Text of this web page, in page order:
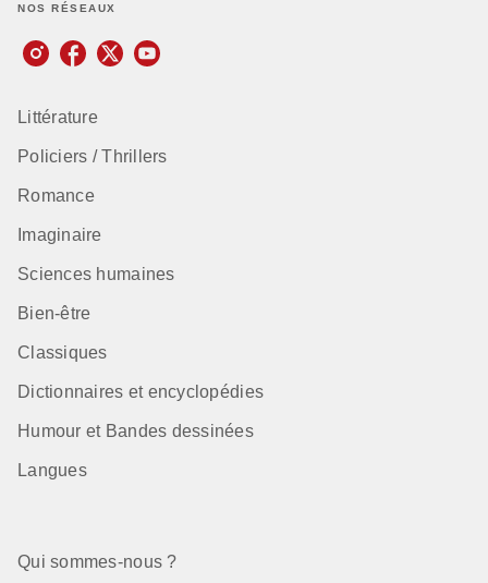
NOS RÉSEAUX
Littérature
Policiers / Thrillers
Romance
Imaginaire
Sciences humaines
Bien-être
Classiques
Dictionnaires et encyclopédies
Humour et Bandes dessinées
Langues
Qui sommes-nous ?